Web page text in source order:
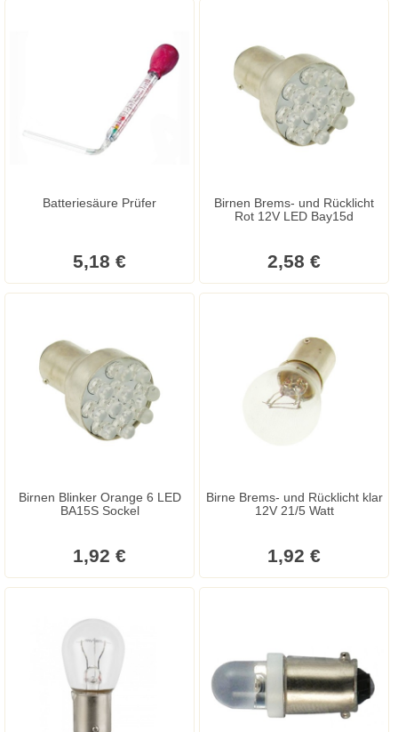
Batteriesäure Prüfer
5,18 €
Birnen Brems- und Rücklicht
Rot 12V LED Bay15d
2,58 €
Birnen Blinker Orange 6 LED
BA15S Sockel
1,92 €
Birne Brems- und Rücklicht klar
12V 21/5 Watt
1,92 €